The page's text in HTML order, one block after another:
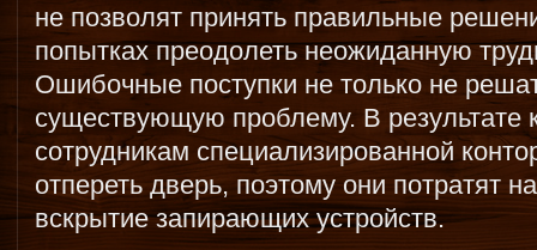
не позволят принять правильные
попытках преодолеть неожиданную
Ошибочные поступки не только не
существующую проблему. В
сотрудникам специализированной
отпереть дверь, поэтому они потратят
вскрытие запирающих устройств.